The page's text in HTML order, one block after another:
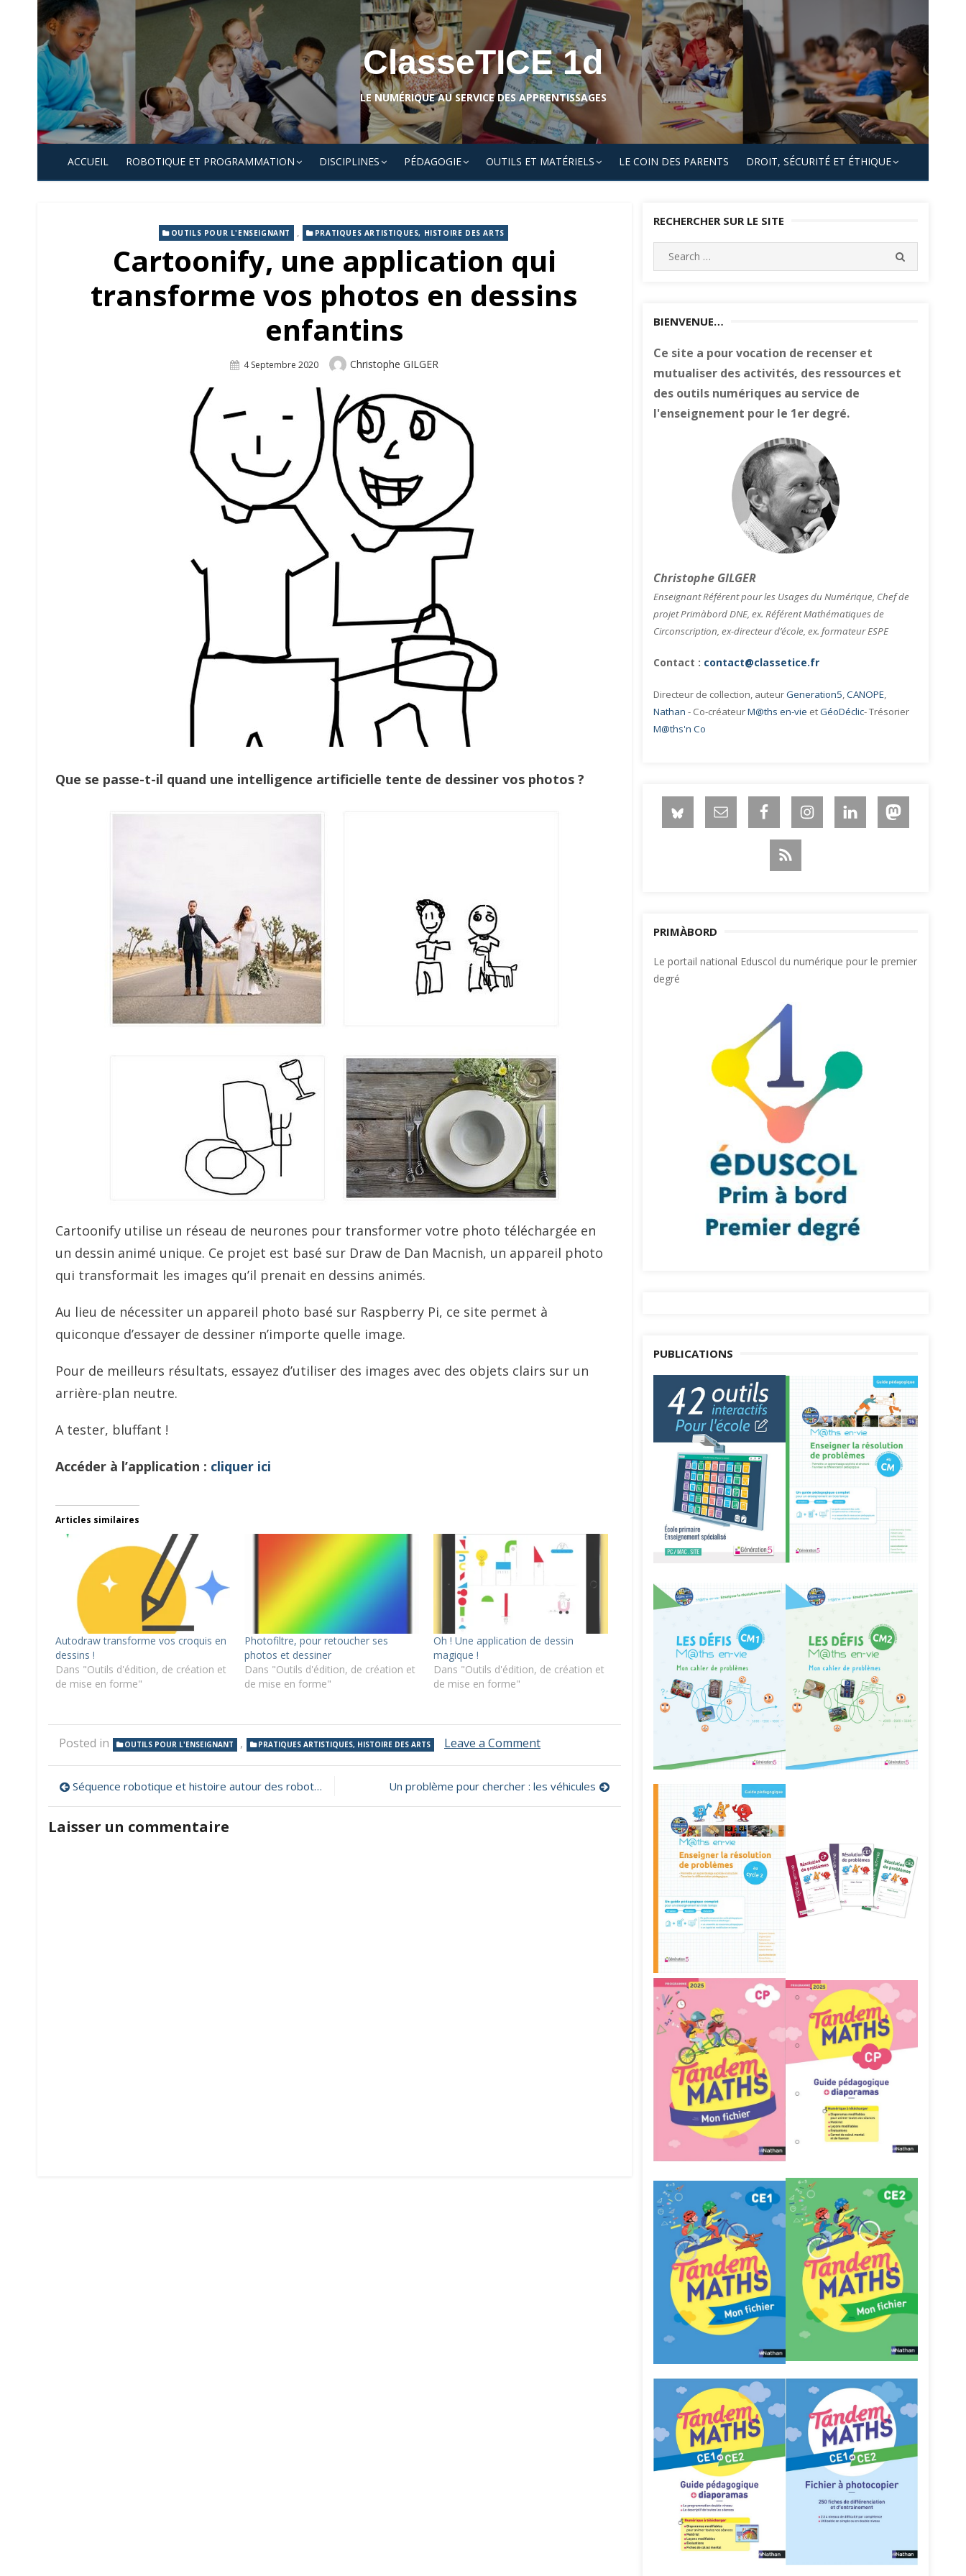
Skip
to
content
ClasseTICE 1d
LE NUMÉRIQUE AU SERVICE DES APPRENTISSAGES
ACCUEIL ROBOTIQUE ET PROGRAMMATION DISCIPLINES PÉDAGOGIE OUTILS ET MATÉRIELS LE COIN DES PARENTS DROIT, SÉCURITÉ ET ÉTHIQUE
OUTILS POUR L'ENSEIGNANT , PRATIQUES ARTISTIQUES, HISTOIRE DES ARTS
Cartoonify, une application qui
transforme vos photos en dessins
enfantins
Posted
4 Septembre 2020 Author
Christophe GILGER
Que se passe-t-il quand une intelligence artificielle tente de dessiner vos photos ?
Cartoonify utilise un réseau de neurones pour transformer votre photo téléchargée en
un dessin animé unique. Ce projet est basé sur Draw de Dan Macnish, un appareil photo
qui transformait les images qu’il prenait en dessins animés.
Au lieu de nécessiter un appareil photo basé sur Raspberry Pi, ce site permet à
quiconque d’essayer de dessiner n’importe quelle image.
Pour de meilleurs résultats, essayez d’utiliser des images avec des objets clairs sur un
arrière-plan neutre.
A tester, bluffant !
Accéder à l’application : cliquer ici
Articles similaires
Autodraw transforme vos croquis en
dessins !
Dans "Outils d'édition, de création et
de mise en forme"
Photofiltre, pour retoucher ses
photos et dessiner
Dans "Outils d'édition, de création et
de mise en forme"
Oh ! Une application de dessin
magique !
Dans "Outils d'édition, de création et
de mise en forme"
Posted in OUTILS POUR L'ENSEIGNANT , PRATIQUES ARTISTIQUES, HISTOIRE DES ARTS Leave a Commenton
une
application
Navigation
de
l’article
Séquence robotique et histoire autour des robots Thymio Un problème pour chercher : les véhicules
Laisser un commentaire
RECHERCHER SUR LE SITE
Search
for:
BIENVENUE…
Ce site a pour vocation de recenser et
mutualiser des activités, des ressources et
des outils numériques au service de
l'enseignement pour le 1er degré.
Christophe GILGER
Enseignant Référent pour les Usages du Numérique, Chef de
projet Primàbord DNE, ex. Référent Mathématiques de
Circonscription, ex-directeur d’école, ex. formateur ESPE
Contact : contact@classetice.fr
Directeur de collection, auteurGeneration5,CANOPE,
Nathan - Co-créateurM@ths en-vie etGéoDéclic- Trésorier
M@ths'n Co
PRIMÀBORD
Le portail national Eduscol du numérique pour le premier
degré
PUBLICATIONS